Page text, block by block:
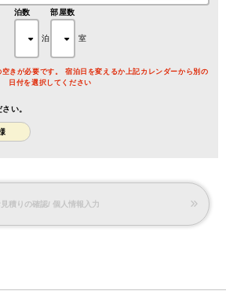
泊数
泊
部屋数
室
きが必要です。 宿泊日を変えるか上記カレンダーから別の
日付を選択してください
い。
見積りの確認/ 個人情報入力